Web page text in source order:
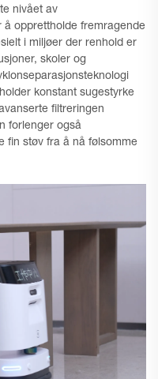
nivået av
opprettholde fremragende
i miljøer der renhold er
skoler og
konstant sugestyrke
filtreringen
forlenger også
fin støv fra å nå følsomme